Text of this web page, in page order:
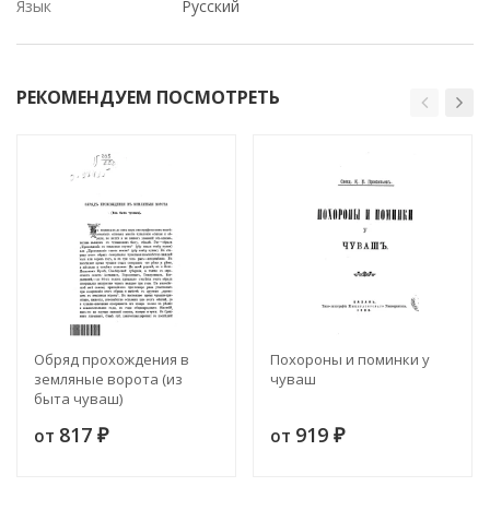
Язык
Русский
РЕКОМЕНДУЕМ ПОСМОТРЕТЬ
Обряд прохождения в
земляные ворота (из
быта чуваш)
от 817 ₽
Похороны и поминки у
чуваш
от 919 ₽